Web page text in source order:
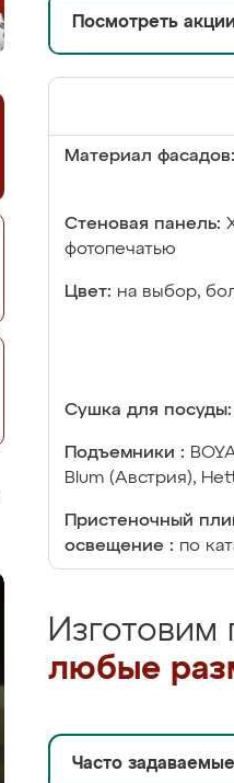
Посмотреть
Материал фасадов:
Стеновая панель:
фотопечатью
Цвет: на выбор,
Сушка для посуды:
Подъемники :
Blum (Австрия),
Пристеночный
освещение : по
Изготовим
любые
Часто